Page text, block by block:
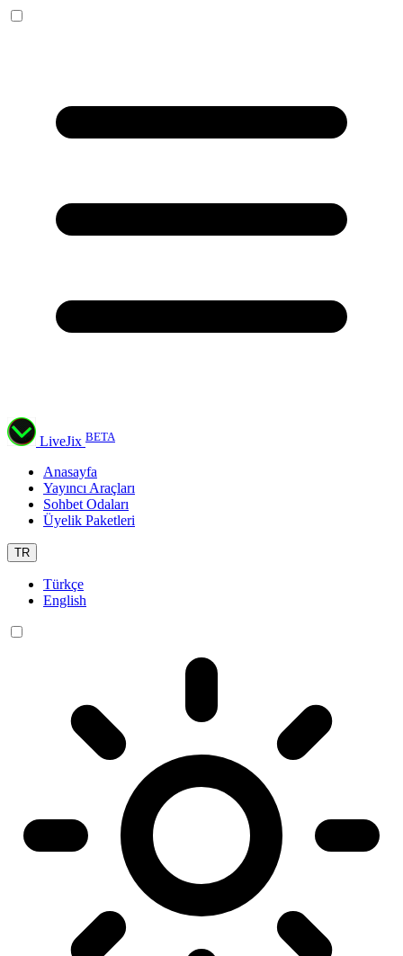
LiveJix BETA
Anasayfa
Yayıncı Araçları
Sohbet Odaları
Üyelik Paketleri
TR
Türkçe
English